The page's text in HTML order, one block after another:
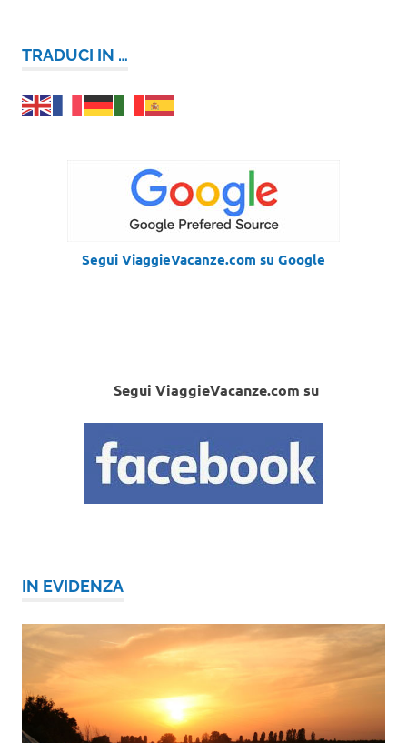
TRADUCI IN …
Segui ViaggieVacanze.com su Google
Segui ViaggieVacanze.com su
IN EVIDENZA